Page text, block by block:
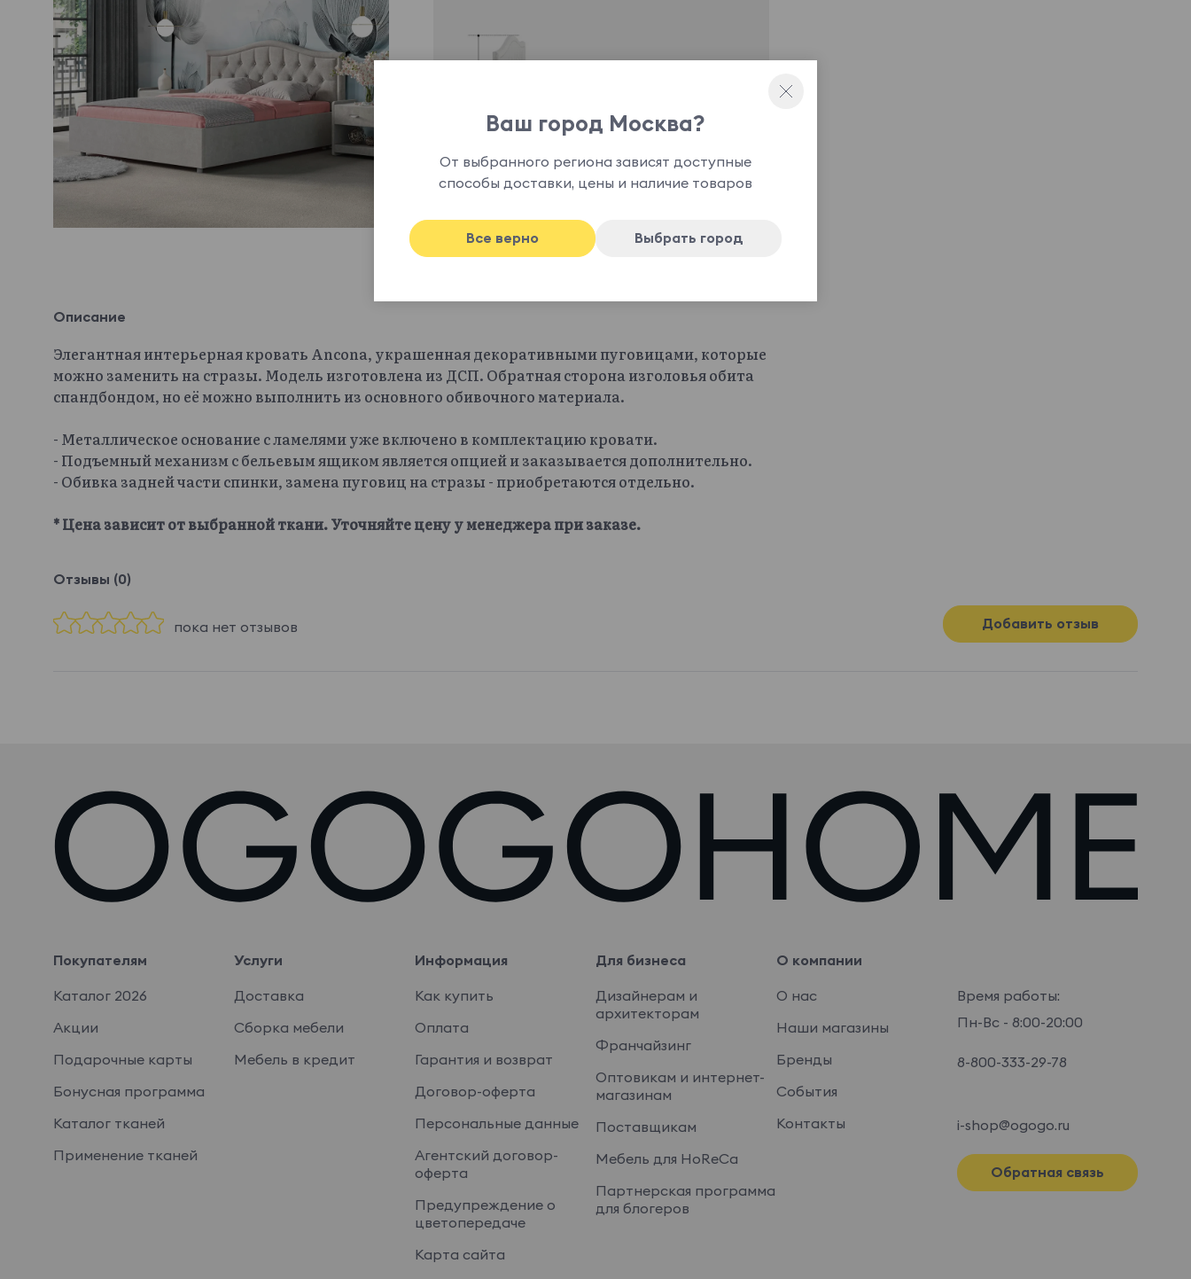
Описание
Элегантная интерьерная кровать Ancona, украшенная декоративными пуговицами, которые
можно заменить на стразы. Модель изготовлена из ДСП. Обратная сторона изголовья обита
спандбондом, но её можно выполнить из основного обивочного материала.
- Металлическое основание с ламелями уже включено в комплектацию кровати.
- Подъемный механизм с бельевым ящиком является опцией и заказывается дополнительно.
- Обивка задней части спинки, замена пуговиц на стразы - приобретаются отдельно.
* Цена зависит от выбранной ткани. Уточняйте цену у менеджера при заказе.
Отзывы (0)
пока нет отзывов Добавить отзыв
Покупателям
Каталог 2026
Акции
Подарочные карты
Бонусная программа
Каталог тканей
Применение тканей
Услуги
Доставка
Сборка мебели
Мебель в кредит
Информация
Как купить
Оплата
Гарантия и возврат
Договор-оферта
Персональные данные
Агентский договор-
оферта
Предупреждение о
цветопередаче
Карта сайта
Для бизнеса
Дизайнерам и
архитекторам
Франчайзинг
Оптовикам и интернет-
магазинам
Поставщикам
Мебель для HoReCa
Партнерская программа
для блогеров
О компании
О нас
Наши магазины
Бренды
События
Контакты
Время работы:
Пн-Вс - 8:00-20:00
8-800-333-29-78
i-shop@ogogo.ru
Обратная связь
Ваш город Москва?
От выбранного региона зависят доступные
способы доставки, цены и наличие товаров
Все верно Выбрать город